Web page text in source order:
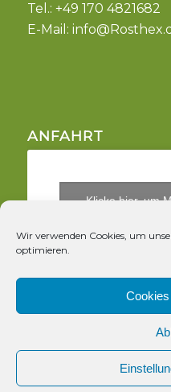
Wir verwenden Cookies, um
optimieren.
Tel.: +49 170 4821682
E-Mail:
ANFAHRT
Klicke hier, um
Kontakt